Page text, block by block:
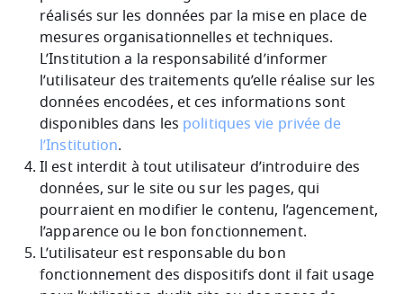
réalisés sur les données par la mise en place de
mesures organisationnelles et techniques.
L’Institution a la responsabilité d’informer
l’utilisateur des traitements qu’elle réalise sur les
données encodées, et ces informations sont
disponibles dans les politiques vie privée de
l’Institution.
Il est interdit à tout utilisateur d’introduire des
données, sur le site ou sur les pages, qui
pourraient en modifier le contenu, l’agencement,
l’apparence ou le bon fonctionnement.
L’utilisateur est responsable du bon
fonctionnement des dispositifs dont il fait usage